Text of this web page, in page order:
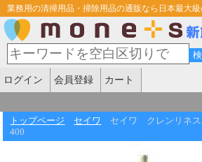
業務用の清掃用品・掃除用品の通販なら日本最大
ログイン 会員登録 カート
トップページ セイワ
セイワ クレンリネス
400